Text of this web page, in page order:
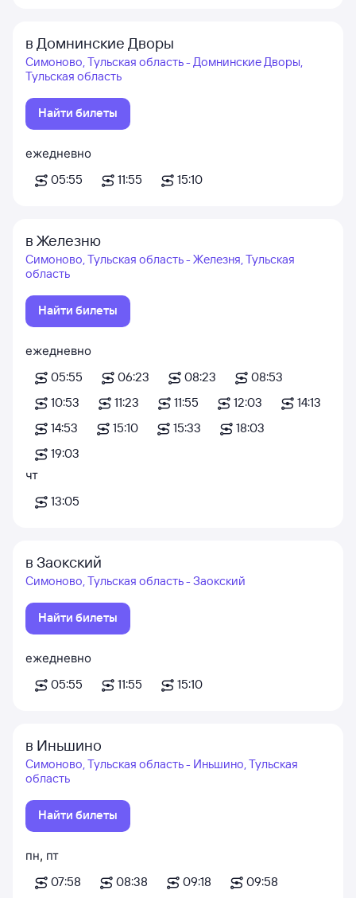
в Домнинские Дворы
Симоново, Тульская область - Домнинские Дворы,
Тульская область
Найти билеты
ежедневно
05:55
11:55 15:10
в Железню
Симоново, Тульская область - Железня, Тульская
область
Найти билеты
ежедневно
05:55
06:23 08:23
08:53
10:53
11:23 11:55 12:03
14:13
14:53
15:10 15:33
18:03
19:03
чт
13:05
в Заокский
Симоново, Тульская область - Заокский
Найти билеты
ежедневно
05:55
11:55 15:10
в Иньшино
Симоново, Тульская область - Иньшино, Тульская
область
Найти билеты
пн, пт
07:58
08:38 09:18
09:58